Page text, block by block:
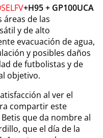
+H95 + GP100UCA
de las
y de alto
evacuación de agua,
y posibles daños
de futbolistas y de
objetivo.
al ver el
compartir este
que da nombre al
que el día de la